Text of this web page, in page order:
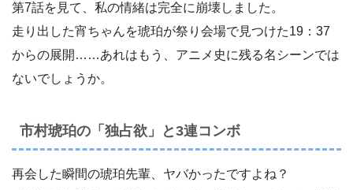
第7話を見て、私の情緒は完全に崩壊しました。
走り出した宵ちゃんを琥珀が祭り会場で見つけた19：37
からの展開……あれはもう、アニメ史に残る名シーンでは
ないでしょうか。
市村琥珀の「独占欲」と3連コンボ
再会した瞬間の琥珀先輩、ヤバかったですよね？